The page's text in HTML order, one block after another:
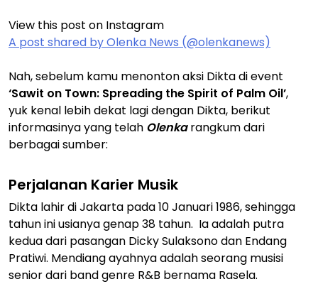
View this post on Instagram
A post shared by Olenka News (@olenkanews)
Nah, sebelum kamu menonton aksi Dikta di event
‘Sawit on Town: Spreading the Spirit of Palm Oil’,
yuk kenal lebih dekat lagi dengan Dikta, berikut
informasinya yang telah Olenkarangkum dari
berbagai sumber:
Perjalanan Karier Musik
Dikta lahir di Jakarta pada 10 Januari 1986, sehingga
tahun ini usianya genap 38 tahun. Ia adalah putra
kedua dari pasangan Dicky Sulaksono dan Endang
Pratiwi. Mendiang ayahnya adalah seorang musisi
senior dari band genre R&B bernama Rasela.